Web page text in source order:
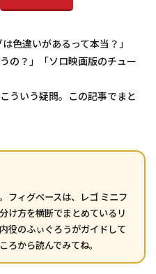
色違いがあるって本当？」
の？」「ソロ映画版のチュー
ういう疑問。この記事でまと
フィグベースは、レゴ ミニフ
け方を横断でまとめているリ
役のふぃぐろうがガイドして
ろから読んでみてね。